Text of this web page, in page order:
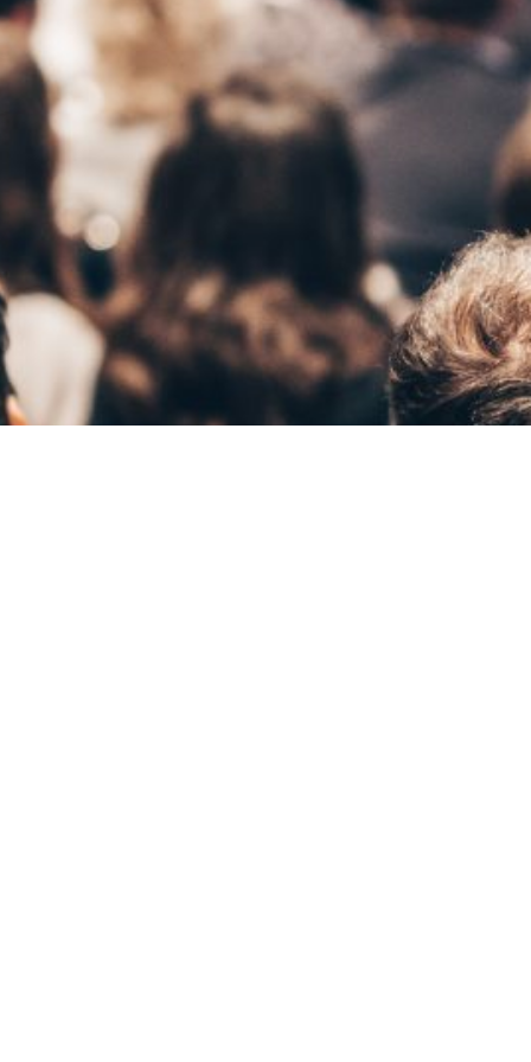
SGY:n 75-vuotisjuhla kokosi geotekniikan alan
yhteen
SGY 75 vuotta: ”Viileä pää, lämmin sydän ja puhtaat
Suunnittele SGY:lle oma haalarimerkki! Voittaja
RASU – Rautatiejärjestelmän perusteet -koulutus
syksyllä
Menestyvä Infrarakennuttaja RAP-koulutus
syksyllä Tampereella